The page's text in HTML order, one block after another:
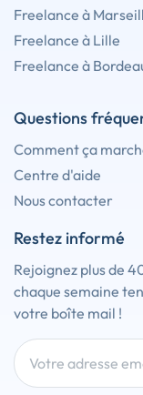
Freelance à
Freelance à Lille
Freelance à
Questions
Comment ça
Centre d'aide
Nous contacter
Restez informé
Rejoignez plus de
chaque semaine
votre boîte mail !